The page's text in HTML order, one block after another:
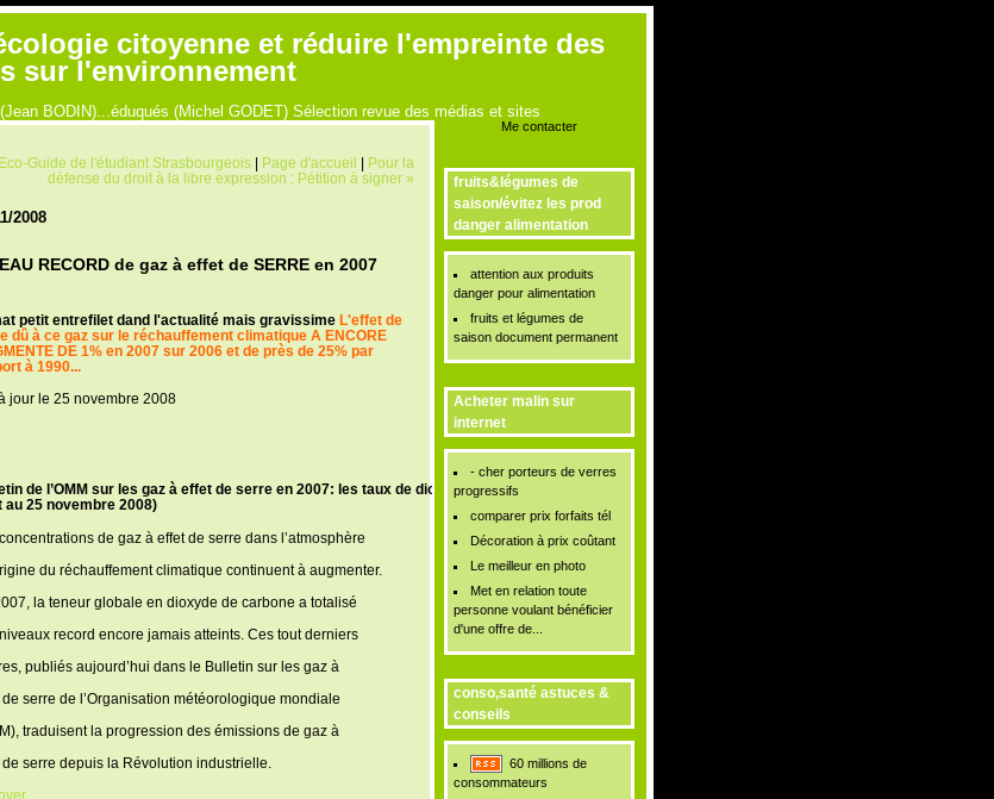
citoyenne et réduire l'empreinte des
sur l'environnement
BODIN)...éduqués (Michel GODET) Sélection revue des médias et sites
Me contacter
fruits&légumes de
saison/évitez les prod
danger alimentation
attention aux produits
danger pour alimentation
fruits et légumes de
saison document permanent
Acheter malin sur
internet
- cher porteurs de verres
progressifs
comparer prix forfaits tél
Décoration à prix coûtant
Le meilleur en photo
Met en relation toute
personne voulant bénéficier
d'une offre de...
conso,santé astuces &
conseils
60 millions de
consommateurs
Guide de l'étudiant Strasbourgeois| Page d'accueil | Pour la
défense du droit à la libre expression : Pétition à signer »
2008
RECORD de gaz à effet de SERRE en 2007
petit entrefilet dand l'actualité mais gravissime L'effet de
dû à ce gaz sur le réchauffement climatique A ENCORE
DE 1% en 2007 sur 2006 et de près de 25% par
à 1990...
jour le 25 novembre 2008
de l’OMM sur les gaz à effet de serre en 2007: les taux de dioxyde de carbone dans l’atmosphère atteignent de nouveaux records
au 25 novembre 2008)
concentrations de gaz à effet de serre dans l’atmosphère
du réchauffement climatique continuent à augmenter.
la teneur globale en dioxyde de carbone a totalisé
record encore jamais atteints. Ces tout derniers
publiés aujourd’hui dans le Bulletin sur les gaz à
de serre de l’Organisation météorologique mondiale
traduisent la progression des émissions de gaz à
de serre depuis la Révolution industrielle.